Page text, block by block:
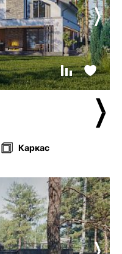
Каркас